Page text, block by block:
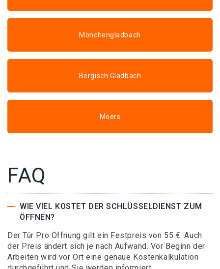
Mönchengladbach
Bergisch Gladbach
Moers
FAQ
WIE VIEL KOSTET DER SCHLÜSSELDIENST ZUM
ÖFFNEN?
Der Tür Pro Öffnung gilt ein Festpreis von 55 €. Auch
der Preis ändert sich je nach Aufwand. Vor Beginn der
Arbeiten wird vor Ort eine genaue Kostenkalkulation